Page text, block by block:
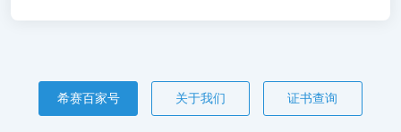
希赛百家号 关于我们 证书查询